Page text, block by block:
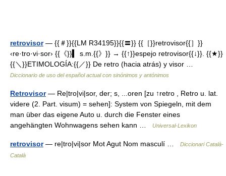
retrovisor— {{＃}}{{LM R34195}}{{〓}} {{［}}retrovisor{{］}}
‹re·tro·vi·sor› {{《}}▍ s.m.{{》}} → {{↑}}espejo retrovisor{{↓}}. {{★}}
{{＼}}ETIMOLOGÍA:{{／}} De retro (hacia atrás) y visor …
Diccionario de uso del español actual con sinónimos y antónimos
Retrovisor— Re|tro|vi|sor, der; s, ...oren [zu ↑retro , Retro u. lat.
videre (2. Part. visum) = sehen]: System von Spiegeln, mit dem
man über das eigene Auto u. durch die Fenster eines
angehängten Wohnwagens sehen kann …
Universal-Lexikon
retrovisor— re|tro|vi|sor Mot Agut Nom masculí …
Diccionari Català-
Català